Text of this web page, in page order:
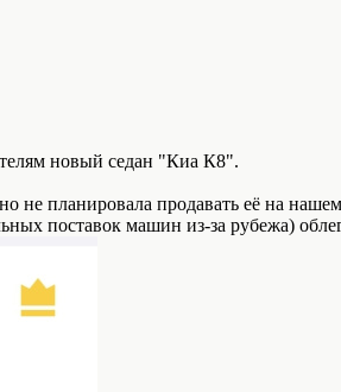
новый седан "Киа К8".
не планировала продавать её на
поставок машин из-за рубежа)